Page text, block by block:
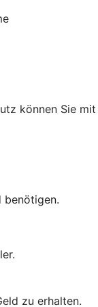
können Sie
benötigen.
zu erhalten.